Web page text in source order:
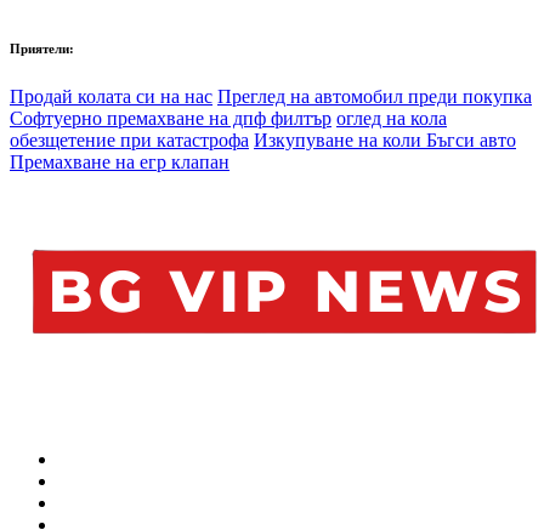
Приятели:
Продай колата си на нас Преглед на автомобил преди покупка
Софтуерно премахване на дпф филтър оглед на кола
обезщетение при катастрофа Изкупуване на коли Бъгси авто
Премахване на егр клапан